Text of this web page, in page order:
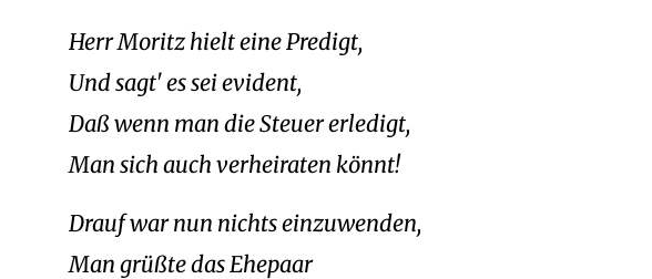
Herr Moritz hielt eine Predigt,
Und sagt' es sei evident,
Daß wenn man die Steuer erledigt,
Man sich auch verheiraten könnt!
Drauf war nun nichts einzuwenden,
Man grüßte das Ehepaar